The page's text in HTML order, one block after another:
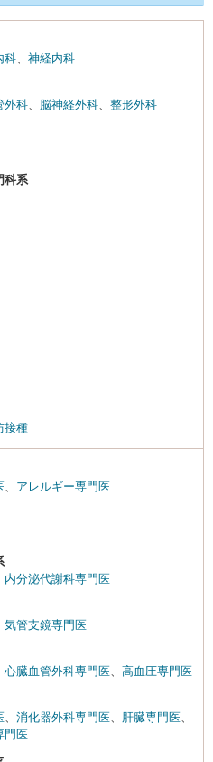
科 神経内科
外科 脳神経外科 整形外科
科系
接種
アレルギー専門医
内分泌代謝科専門医
気管支鏡専門医
心臓血管外科専門医 高血圧専門医
消化器外科専門医 肝臓専門医
門医